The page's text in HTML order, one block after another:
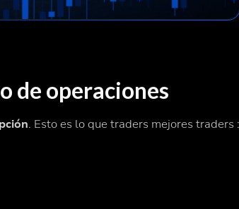
de operaciones
. Esto es lo que traders mejores traders